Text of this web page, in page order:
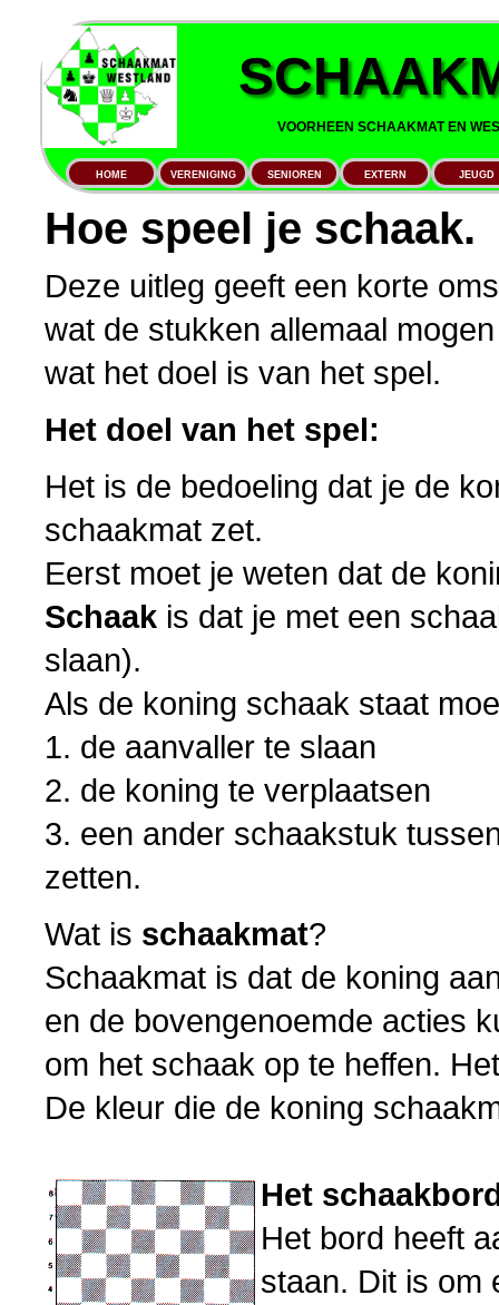
VOORHEEN SCHAAKMAT EN
HOME VERENIGING SENIOREN EXTERN JEUGD
Hoe speel je schaak.
Deze uitleg geeft een korte
wat de stukken allemaal
wat het doel is van het spel.
Het doel van het spel:
Het is de bedoeling dat je de
schaakmat zet.
Eerst moet je weten dat de
Schaak is dat je met een
slaan).
Als de koning schaak staat
1. de aanvaller te slaan
2. de koning te verplaatsen
3. een ander schaakstuk
zetten.
Wat is schaakmat?
Schaakmat is dat de koning
en de bovengenoemde acties
om het schaak op te heffen.
De kleur die de koning
Het
Het bord heeft
staan. Dit is om